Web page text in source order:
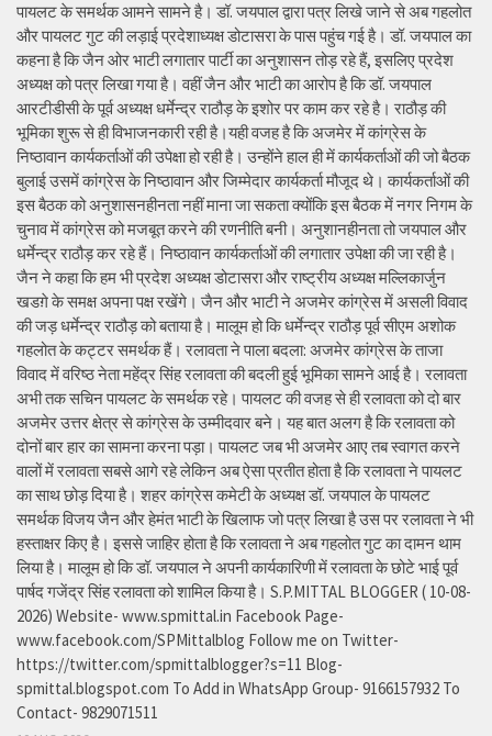
पायलट के समर्थक आमने सामने है। डॉ. जयपाल द्वारा पत्र लिखे जाने से अब गहलोत
और पायलट गुट की लड़ाई प्रदेशाध्यक्ष डोटासरा के पास पहुंच गई है। डॉ. जयपाल का
कहना है कि जैन ओर भाटी लगातार पार्टी का अनुशासन तोड़ रहे हैं, इसलिए प्रदेश
अध्यक्ष को पत्र लिखा गया है। वहीं जैन और भाटी का आरोप है कि डॉ. जयपाल
आरटीडीसी के पूर्व अध्यक्ष धर्मेन्द्र राठौड़ के इशोर पर काम कर रहे है। राठौड़ की
भूमिका शुरू से ही विभाजनकारी रही है।यही वजह है कि अजमेर में कांग्रेस के
निष्ठावान कार्यकर्ताओं की उपेक्षा हो रही है। उन्होंने हाल ही में कार्यकर्ताओं की जो बैठक
बुलाई उसमें कांग्रेस के निष्ठावान और जिम्मेदार कार्यकर्ता मौजूद थे। कार्यकर्ताओं की
इस बैठक को अनुशासनहीनता नहीं माना जा सकता क्योंकि इस बैठक में नगर निगम के
चुनाव में कांग्रेस को मजबूत करने की रणनीति बनी। अनुशानहीनता तो जयपाल और
धर्मेन्द्र राठौड़ कर रहे हैं। निष्ठावान कार्यकर्ताओं की लगातार उपेक्षा की जा रही है।
जैन ने कहा कि हम भी प्रदेश अध्यक्ष डोटासरा और राष्ट्रीय अध्यक्ष मल्लिकार्जुन
खडग़े के समक्ष अपना पक्ष रखेंगे। जैन और भाटी ने अजमेर कांग्रेस में असली विवाद
की जड़ धर्मेन्द्र राठौड़ को बताया है। मालूम हो कि धर्मेन्द्र राठौड़ पूर्व सीएम अशोक
गहलोत के कट्टर समर्थक हैं। रलावता ने पाला बदला: अजमेर कांग्रेस के ताजा
विवाद में वरिष्ठ नेता महेंद्र सिंह रलावता की बदली हुई भूमिका सामने आई है। रलावता
अभी तक सचिन पायलट के समर्थक रहे। पायलट की वजह से ही रलावता को दो बार
अजमेर उत्तर क्षेत्र से कांग्रेस के उम्मीदवार बने। यह बात अलग है कि रलावता को
दोनों बार हार का सामना करना पड़ा। पायलट जब भी अजमेर आए तब स्वागत करने
वालों में रलावता सबसे आगे रहे लेकिन अब ऐसा प्रतीत होता है कि रलावता ने पायलट
का साथ छोड़ दिया है। शहर कांग्रेस कमेटी के अध्यक्ष डॉ. जयपाल के पायलट
समर्थक विजय जैन और हेमंत भाटी के खिलाफ जो पत्र लिखा है उस पर रलावता ने भी
हस्ताक्षर किए है। इससे जाहिर होता है कि रलावता ने अब गहलोत गुट का दामन थाम
लिया है। मालूम हो कि डॉ. जयपाल ने अपनी कार्यकारिणी में रलावता के छोटे भाई पूर्व
पार्षद गजेंद्र सिंह रलावता को शामिल किया है। S.P.MITTAL BLOGGER ( 10-08-
2026) Website- www.spmittal.in Facebook Page-
www.facebook.com/SPMittalblog Follow me on Twitter-
https://twitter.com/spmittalblogger?s=11 Blog-
spmittal.blogspot.com To Add in WhatsApp Group- 9166157932 To
Contact- 9829071511